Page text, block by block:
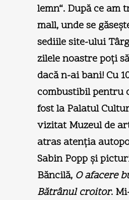
lemn“. După ce am
mall, unde se
sediile site-ului
zilele noastre poţi
dacă n-ai bani! Cu
combustibil pentru
fost la Palatul
vizitat Muzeul de
atras atenţia
Sabin Popp şi
Băncilă, O afacere
Bătrânul croitor.